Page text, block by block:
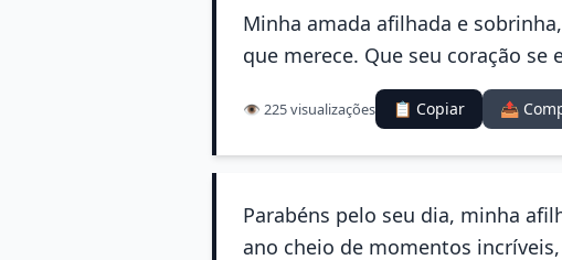
Minha amada afilhada e
que merece. Que seu coração se
👁️ 225 visualizações 📋 Copiar 📤
Parabéns pelo seu dia, minha
ano cheio de momentos